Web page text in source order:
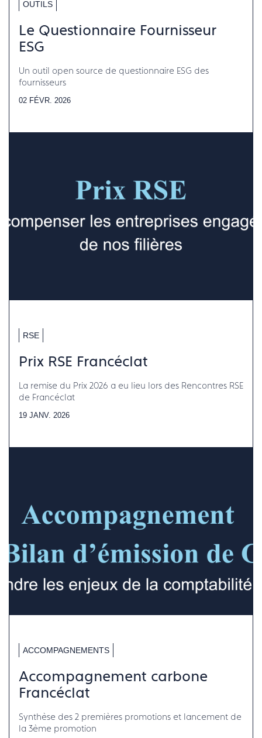
OUTILS
Le Questionnaire Fournisseur
ESG
Un outil open source de questionnaire ESG des
fournisseurs
02 FÉVR. 2026
RSE
Prix RSE Francéclat
La remise du Prix 2026 a eu lieu lors des Rencontres RSE
de Francéclat
19 JANV. 2026
ACCOMPAGNEMENTS
Accompagnement carbone
Francéclat
Synthèse des 2 premières promotions et lancement de
la 3ème promotion